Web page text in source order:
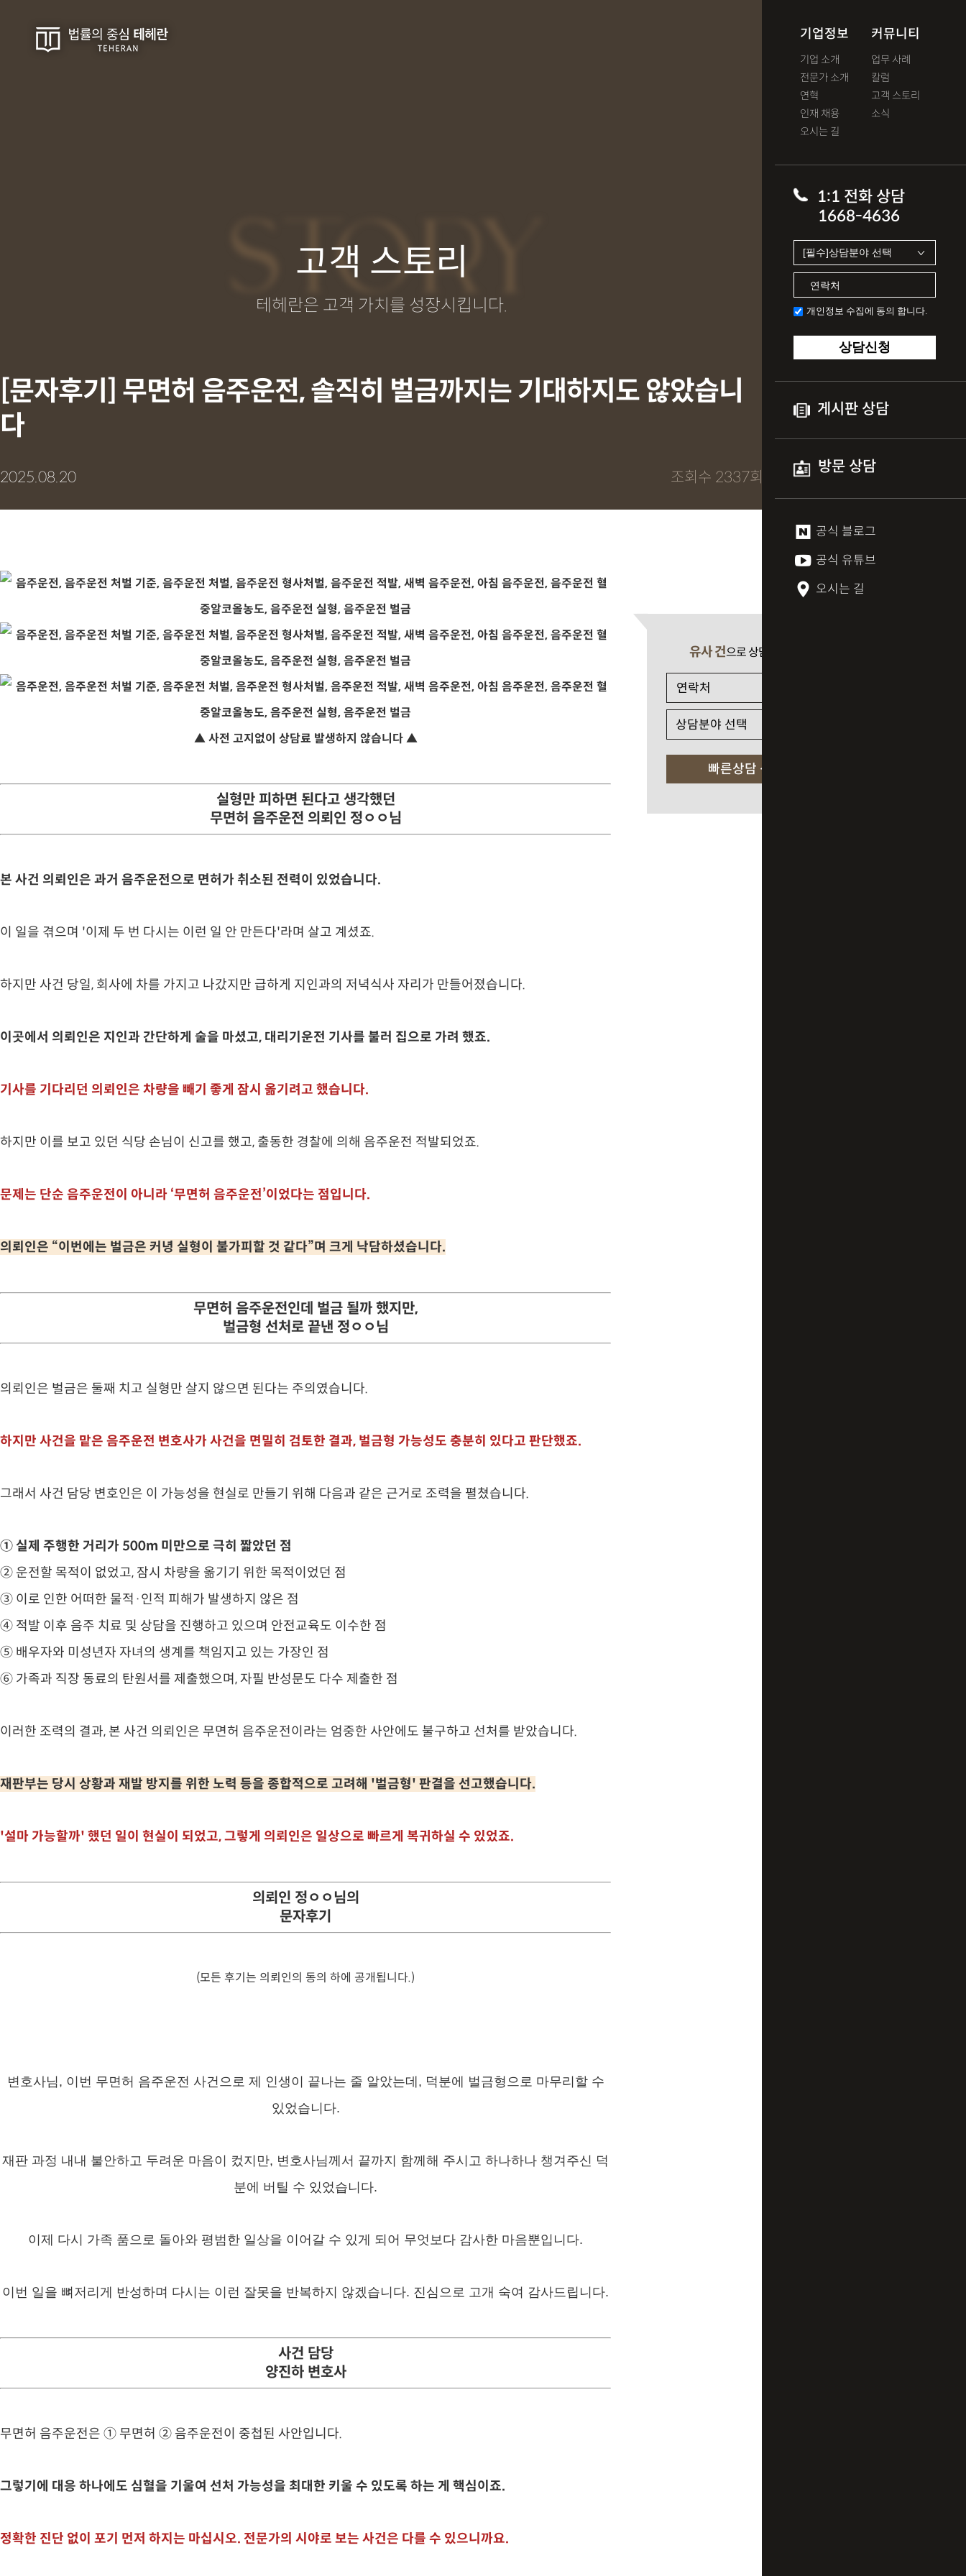
기업정보
기업 소개
전문가 소개
연혁
인재 채용
오시는 길
커뮤니티
업무 사례
칼럼
고객 스토리
소식
1:1 전화 상담
1668-4636
개인정보 수집에 동의 합니다.
상담신청
게시판 상담
방문 상담
공식 블로그
공식 유튜브
오시는 길
STORY
고객 스토리
테헤란은 고객 가치를 성장시킵니다.
[문자후기] 무면허 음주운전, 솔직히 벌금까지는 기대하지도 않았습니
다
2025.08.20 조회수 2337회
▲ 사전 고지없이 상담료 발생하지 않습니다 ▲
실형만 피하면 된다고 생각했던
무면허 음주운전 의뢰인 정ㅇㅇ님
본 사건 의뢰인은 과거 음주운전으로 면허가 취소된 전력이 있었습니다.
이 일을 겪으며 '이제 두 번 다시는 이런 일 안 만든다'라며 살고 계셨죠.
하지만 사건 당일, 회사에 차를 가지고 나갔지만 급하게 지인과의 저녁식사 자리가 만들어졌습니다.
이곳에서 의뢰인은 지인과 간단하게 술을 마셨고, 대리기운전 기사를 불러 집으로 가려 했죠.
기사를 기다리던 의뢰인은 차량을 빼기 좋게 잠시 옮기려고 했습니다.
하지만 이를 보고 있던 식당 손님이 신고를 했고, 출동한 경찰에 의해 음주운전 적발되었죠.
문제는 단순 음주운전이 아니라 ‘무면허 음주운전’이었다는 점입니다.
의뢰인은 “이번에는 벌금은 커녕 실형이 불가피할 것 같다”며 크게 낙담하셨습니다.
무면허 음주운전인데 벌금 될까 했지만,
벌금형 선처로 끝낸 정ㅇㅇ님
의뢰인은 벌금은 둘째 치고 실형만 살지 않으면 된다는 주의였습니다.
하지만 사건을 맡은 음주운전 변호사가 사건을 면밀히 검토한 결과, 벌금형 가능성도 충분히 있다고 판단했죠.
그래서 사건 담당 변호인은 이 가능성을 현실로 만들기 위해 다음과 같은 근거로 조력을 펼쳤습니다.
① 실제 주행한 거리가 500m 미만으로 극히 짧았던 점
② 운전할 목적이 없었고, 잠시 차량을 옮기기 위한 목적이었던 점
③ 이로 인한 어떠한 물적·인적 피해가 발생하지 않은 점
④ 적발 이후 음주 치료 및 상담을 진행하고 있으며 안전교육도 이수한 점
⑤ 배우자와 미성년자 자녀의 생계를 책임지고 있는 가장인 점
⑥ 가족과 직장 동료의 탄원서를 제출했으며, 자필 반성문도 다수 제출한 점
이러한 조력의 결과, 본 사건 의뢰인은 무면허 음주운전이라는 엄중한 사안에도 불구하고 선처를 받았습니다.
재판부는 당시 상황과 재발 방지를 위한 노력 등을 종합적으로 고려해 '벌금형' 판결을 선고했습니다.
'설마 가능할까' 했던 일이 현실이 되었고, 그렇게 의뢰인은 일상으로 빠르게 복귀하실 수 있었죠.
의뢰인 정ㅇㅇ님의
문자후기
(모든 후기는 의뢰인의 동의 하에 공개됩니다.)
변호사님, 이번 무면허 음주운전 사건으로 제 인생이 끝나는 줄 알았는데, 덕분에 벌금형으로 마무리할 수
있었습니다.
재판 과정 내내 불안하고 두려운 마음이 컸지만, 변호사님께서 끝까지 함께해 주시고 하나하나 챙겨주신 덕
분에 버틸 수 있었습니다.
이제 다시 가족 품으로 돌아와 평범한 일상을 이어갈 수 있게 되어 무엇보다 감사한 마음뿐입니다.
이번 일을 뼈저리게 반성하며 다시는 이런 잘못을 반복하지 않겠습니다. 진심으로 고개 숙여 감사드립니다.
사건 담당
양진하 변호사
무면허 음주운전은 ① 무면허 ② 음주운전이 중첩된 사안입니다.
그렇기에 대응 하나에도 심혈을 기울여 선처 가능성을 최대한 키울 수 있도록 하는 게 핵심이죠.
정확한 진단 없이 포기 먼저 하지는 마십시오. 전문가의 시야로 보는 사건은 다를 수 있으니까요.
유사 건으로 상담 필요 시